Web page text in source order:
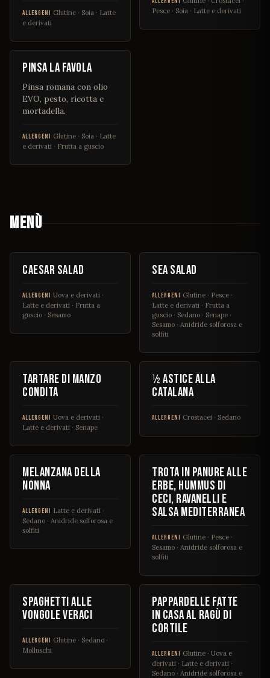
ALLERGENI Glutine · Soia · Latte
e derivati
Pesce · Soia · Latte e derivati
Pinsa la favola
Pinsa romana con olio
EVO, pesto, ricotta e
mortadella.
ALLERGENI Glutine · Soia · Latte
e derivati · Frutta a guscio
MENÙ
Caesar salad
ALLERGENI Uova e derivati ·
Latte e derivati · Frutta a
guscio · Sesamo
Sea Salad
ALLERGENI Glutine · Pesce ·
Latte e derivati · Frutta a
guscio · Sedano · Senape ·
Sesamo · Anidride solforosa e
solfiti
Tartare di manzo
condita
ALLERGENI Uova e derivati ·
Latte e derivati · Senape
½ Astice alla
catalana
ALLERGENI Crostacei · Sedano
Melanzana della
nonna
ALLERGENI Latte e derivati ·
Sedano · Anidride solforosa e
solfiti
€ 15
Trota in panure alle
erbe, hummus di
ceci, ravanelli e
salsa mediterranea
ALLERGENI Glutine · Pesce ·
Sesamo · Anidride solforosa e
solfiti
Spaghetti alle
vongole veraci
ALLERGENI Glutine · Sedano ·
Molluschi
€ 13
Pappardelle fatte
in casa al ragù di
cortile
ALLERGENI Glutine · Uova e
derivati · Latte e derivati ·
Sedano · Anidride solforosa e